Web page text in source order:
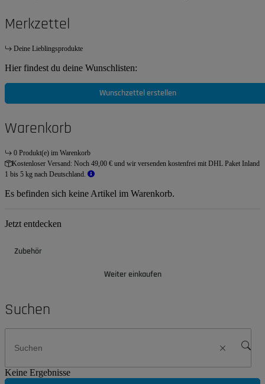
Merkzettel
Deine Lieblingsprodukte
Hier findest du deine Wunschlisten:
Wunschzettel erstellen
Warenkorb
0 Produkt(e) im Warenkorb
Kostenloser Versand: Noch 49,00 € und wir versenden kostenfrei mit DHL Paket Inland
1 bis 5 kg nach Deutschland.
Es befinden sich keine Artikel im Warenkorb.
Jetzt entdecken
Zubehör
Weiter einkaufen
Suchen
Keine Ergebnisse